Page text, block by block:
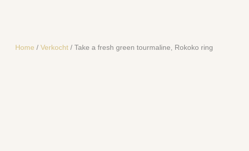
Home / Verkocht / Take a fresh green tourmaline, Rokoko ring